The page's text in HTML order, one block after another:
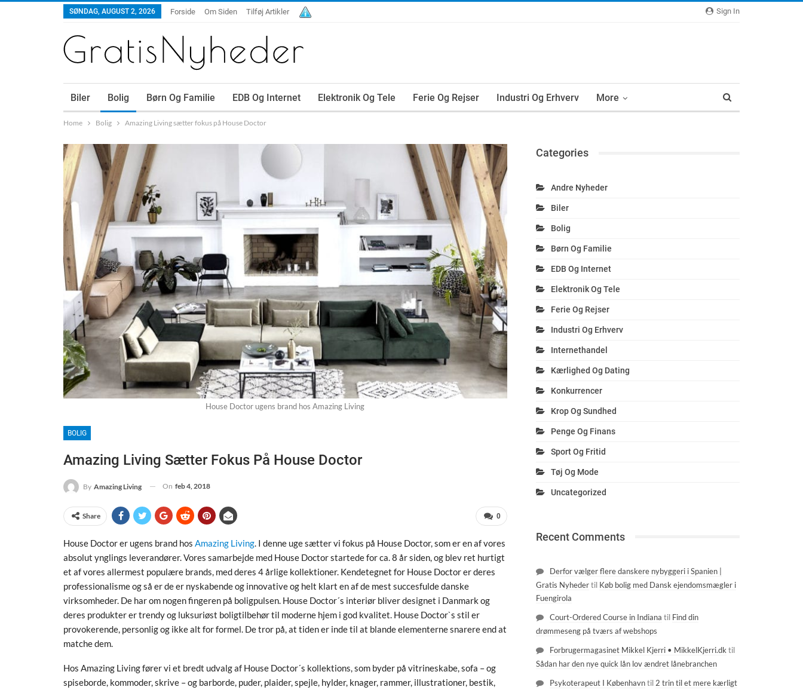
Sign In
SØNDAG, AUGUST 2, 2026 Forside Om Siden Tilføj Artikler
Biler Bolig Børn Og Familie EDB Og Internet Elektronik Og Tele Ferie Og Rejser Industri Og Erhverv More
Home Bolig Amazing Living sætter fokus på House Doctor
House Doctor ugens brand hos Amazing Living
BOLIG
Amazing Living Sætter Fokus På House Doctor
By Amazing Living On feb 4, 2018
0
Share
House Doctor er ugens brand hos Amazing Living. I denne uge sætter vi fokus på House Doctor, som er en af vores
absolut ynglings leverandører. Vores samarbejde med House Doctor startede for ca. 8 år siden, og blev ret hurtigt
et af vores allermest populære brands, med deres 4 årlige kollektioner. Kendetegnet for House Doctor er deres
professionalisme og så er de er nyskabende og innovative og helt klart en af de mest succesfulde danske
virksomheder. De har om nogen fingeren på boligpulsen. House Doctor´s interiør bliver designet i Danmark og
deres produkter er trendy og luksuriøst boligtilbehør til moderne hjem i god kvalitet. House Doctor`s stil er
provokerende, personlig og ikke alt for formel. De tror på, at tiden er inde til at blande elementerne snarere end at
matche dem.
Hos Amazing Living fører vi et bredt udvalg af House Doctor´s kollektions, som byder på vitrineskabe, sofa – og
spiseborde, kommoder, skrive – og barborde, puder, plaider, spejle, hylder, knager, rammer, illustrationer, bestik,
Categories
Andre Nyheder
Biler
Bolig
Børn Og Familie
EDB Og Internet
Elektronik Og Tele
Ferie Og Rejser
Industri Og Erhverv
Internethandel
Kærlighed Og Dating
Konkurrencer
Krop Og Sundhed
Penge Og Finans
Sport Og Fritid
Tøj Og Mode
Uncategorized
Recent Comments
Derfor vælger flere danskere nybyggeri i Spanien |
Gratis Nyhedertil Køb bolig med Dansk ejendomsmægler i
Fuengirola
Court-Ordered Course in Indiana til Find din
drømmeseng på tværs af webshops
Forbrugermagasinet Mikkel Kjerri • MikkelKjerri.dktil
Sådan har den nye quick lån lov ændret lånebranchen
Psykoterapeut I Københavntil2 trin til et mere kærligt